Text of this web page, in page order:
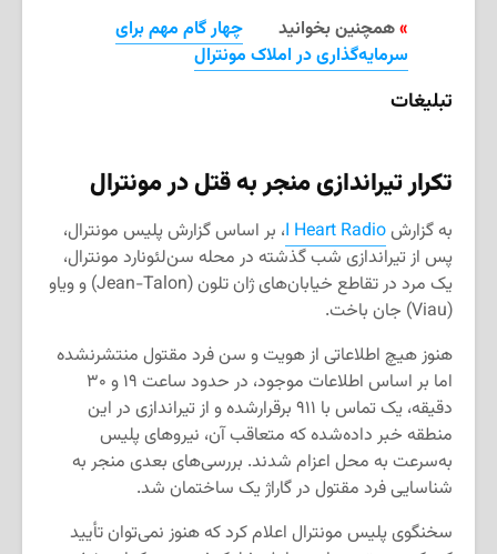
»همچنین بخوانید چهار گام مهم برای
سرمایه‌گذاری در املاک مونترال
تبلیغات
تکرار تیراندازی منجر به قتل در مونترال
به گزارشI Heart Radio، بر اساس گزارش پلیس مونترال،
پس از تیراندازی شب گذشته در محله سن‌لئونارد مونترال،
یک مرد در تقاطع خیابان‌های ژان تلون (Jean-Talon) و ویاو
(Viau) جان باخت.
هنوز هیچ اطلاعاتی از هویت و سن فرد مقتول منتشرنشده
اما بر اساس اطلاعات موجود، در حدود ساعت ۱۹ و ۳۰
دقیقه، یک تماس با ۹۱۱ برقرارشده و از تیراندازی در این
منطقه خبر داده‌شده که متعاقب آن، نیروهای پلیس
به‌سرعت به محل اعزام شدند. بررسی‌های بعدی منجر به
شناسایی فرد مقتول در گاراژ یک ساختمان شد.
سخنگوی پلیس مونترال اعلام کرد که هنوز نمی‌توان تأیید